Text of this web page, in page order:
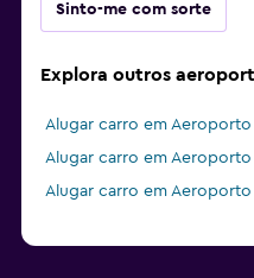
Sinto-me com sorte
Explora outros
Alugar carro em Aeroporto
Alugar carro em
Alugar carro em